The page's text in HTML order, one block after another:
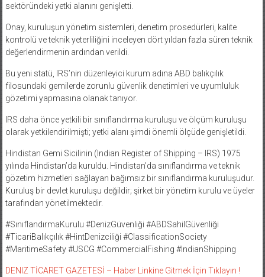
sektöründeki yetki alanını genişletti.
Onay, kuruluşun yönetim sistemleri, denetim prosedürleri, kalite
kontrolü ve teknik yeterliliğini inceleyen dört yıldan fazla süren teknik
değerlendirmenin ardından verildi.
Bu yeni statü, IRS’nin düzenleyici kurum adına ABD balıkçılık
filosundaki gemilerde zorunlu güvenlik denetimleri ve uyumluluk
gözetimi yapmasına olanak tanıyor.
IRS daha önce yetkili bir sınıflandırma kuruluşu ve ölçüm kuruluşu
olarak yetkilendirilmişti; yetki alanı şimdi önemli ölçüde genişletildi.
Hindistan Gemi Sicilinin (Indian Register of Shipping – IRS) 1975
yılında Hindistan’da kuruldu. Hindistan’da sınıflandırma ve teknik
gözetim hizmetleri sağlayan bağımsız bir sınıflandırma kuruluşudur.
Kuruluş bir devlet kuruluşu değildir; şirket bir yönetim kurulu ve üyeler
tarafından yönetilmektedir.
#SınıflandırmaKurulu #DenizGüvenliği #ABDSahilGüvenliği
#TicariBalıkçılık #HintDenizciliği #ClassificationSociety
#MaritimeSafety #USCG #CommercialFishing #IndianShipping
DENIZ TİCARET GAZETESİ – Haber Linkine Gitmek İçin Tıklayın !